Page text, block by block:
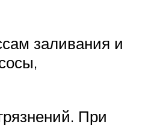
заливания и
При